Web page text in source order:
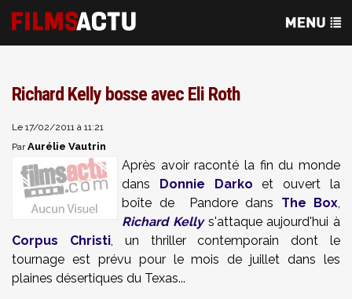
Richard Kelly bosse avec Eli Roth
Le 17/02/2011 à 11:21
ParAurélie Vautrin
Après avoir raconté la fin du monde
dans Donnie Darko et ouvert la
boîte de Pandore dans The Box,
Richard Kellys'attaque aujourd'hui à
Corpus Christi, un thriller contemporain dont le
tournage est prévu pour le mois de juillet dans les
plaines désertiques du Texas...